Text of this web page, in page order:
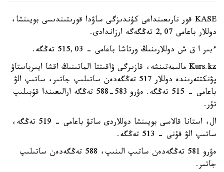
KASE قور نارىعىنداعى كۇندىزگى ساۋدا قورىتىندىسى بويىنشا،
دوللار باعامى 2,07 تەڭگەگە ارزاندادى.
ءبىر ا ق ش دوللارىنىڭ ورتاشا باعامى - 515,03 تەڭگە.
Kurs.kz مالىمەتىنشە، قازىرگى ۋاقىتتا الماتىنىڭ اقشا ايىرباستاۋ
پۋنكتتەرىندە دوللار 517 تەڭگەدەن ساتىلىپ جاتىر، ساتىپ الۋ
باعامى - 515 تەڭگە. ەۋرو 583-588 تەڭگە ارالىعىندا قۇبىلىپ
تۇر.
ال، استانا قالاسى بويىنشا دوللاردى ساتۋ باعامى - 519 تەڭگە،
ساتىپ الۋ قۇنى - 513 تەڭگە.
ەۋرو 581 تەڭگەدەن ساتىپ الىنىپ، 588 تەڭگەدەن ساتىلىپ
جاتىر.